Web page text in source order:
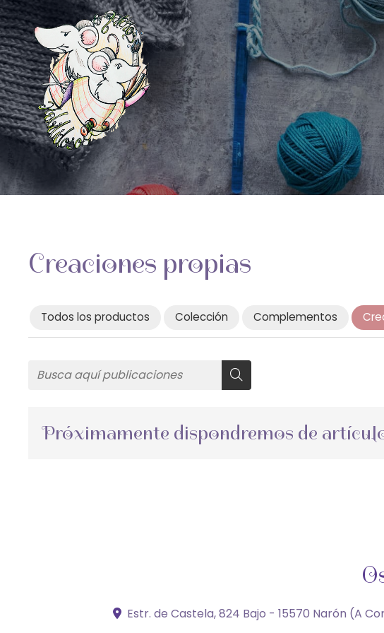
Creaciones propias
Todos los productos Colección Complementos
Próximamente dispondremos de
Estr. de Castela, 824 Bajo - 15570 Narón (A